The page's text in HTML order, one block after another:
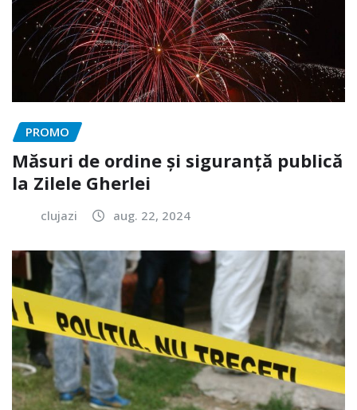
PROMO
Măsuri de ordine și siguranță publică
la Zilele Gherlei
clujazi aug. 22, 2024